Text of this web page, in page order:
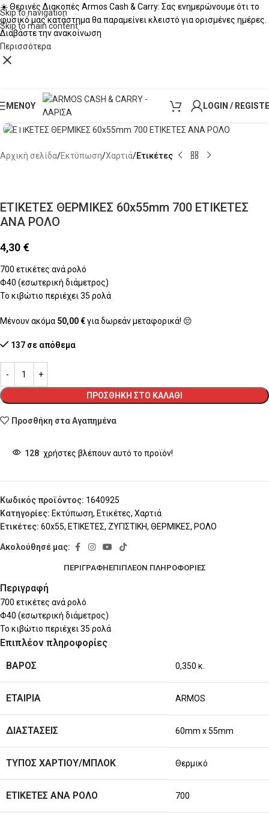
Skip to navigation
Skip to main content
☀️ Θερινές Διακοπές Armos Cash & Carry: Σας ενημερώνουμε ότι το
φυσικό μας κατάστημα θα παραμείνει κλειστό για ορισμένες ημέρες.
Διαβάστε την ανακοίνωση
Περισσότερα
ΜΕΝΟΥ LOGIN /
Click to enlarge
Αρχική σελίδα Εκτύπωση Χαρτιά Ετικέτες
ΕΤΙΚΕΤΕΣ ΘΕΡΜΙΚΕΣ 60x55mm 700 ΕΤΙΚΕΤΕΣ
ΑΝΑ ΡΟΛΟ
4,30 €
700 ετικέτες ανά ρολό
Φ40 (εσωτερική διάμετρος)
Το κιβώτιο περιέχει 35 ρολά
Μένουν ακόμα 50,00€για δωρεάν μεταφορικά! 😔
137 σε απόθεμα
ΠΡΟΣΘΉΚΗ ΣΤΟ ΚΑΛΆΘΙ
Προσθήκη στα Αγαπημένα
128 χρήστες βλέπουν αυτό το προϊόν!
Κωδικός προϊόντος: 1640925
Κατηγορίες: Εκτύπωση, Ετικέτες, Χαρτιά
Ετικέτες: 60x55, ΕΤΙΚΕΤΕΣ, ΖΥΓΙΣΤΙΚΗ, ΘΕΡΜΙΚΕΣ, ΡΟΛΟ
Ακολούθησέ μας:
ΠΕΡΙΓΡΑΦΉΕΠΙΠΛΈΟΝ ΠΛΗΡΟΦΟΡΊΕΣ
Περιγραφή
700 ετικέτες ανά ρολό
Φ40 (εσωτερική διάμετρος)
Το κιβώτιο περιέχει 35 ρολά
Επιπλέον πληροφορίες
ΒΆΡΟΣ
0,350 κ.
ΕΤΑΙΡΊΑ ARMOS
ΔΙΑΣΤΆΣΕΙΣ 60mm x 55mm
ΤΎΠΟΣ ΧΑΡΤΙΟΎ/ΜΠΛΟΚ Θερμικό
ΕΤΙΚΈΤΕΣ ΑΝΆ ΡΟΛΌ 700